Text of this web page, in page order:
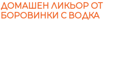
ДОМАШЕН ЛИКЬОР ОТ
БОРОВИНКИ С ВОДКА